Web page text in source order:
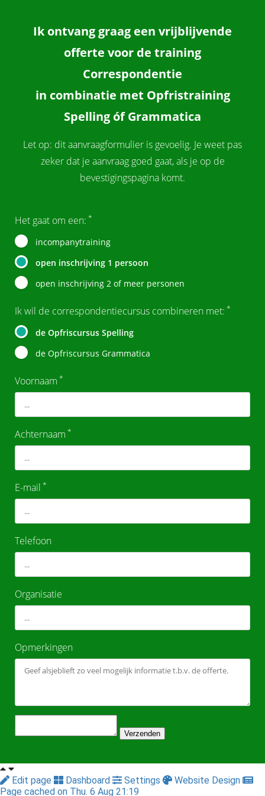
Ik ontvang graag een vrijblijvende
offerte voor de training
Correspondentie
in combinatie met Opfristraining
Spelling óf Grammatica
Let op: dit aanvraagformulier is gevoelig. Je weet pas
zeker dat je aanvraag goed gaat, als je op de
bevestigingspagina komt.
Het gaat om een: *
incompanytraining
open inschrijving 1 persoon
open inschrijving 2 of meer personen
Ik wil de correspondentiecursus combineren met: *
de Opfriscursus Spelling
de Opfriscursus Grammatica
Voornaam *
Achternaam *
E-mail *
Telefoon
Organisatie
Opmerkingen
Verzenden
Edit page Dashboard Settings
Website Design
Page cached on Thu. 6 Aug 21:19